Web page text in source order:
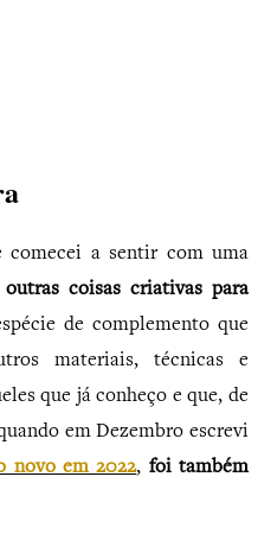
comecei a sentir com uma
outras coisas criativas para
de complemento que
materiais, técnicas e
que já conheço e que, de
em Dezembro escrevi
novo em 2022, foi também